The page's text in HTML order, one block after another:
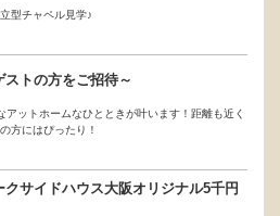
型チャペル見学♪
ストの方をご招待～
ットホームなひとときが叶います！距離も近く
方にはぴったり！
サイドハウス大阪オリジナル5千円